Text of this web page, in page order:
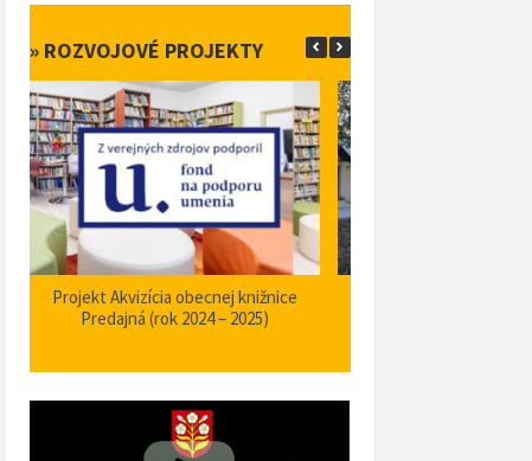
» ROZVOJOVÉ PROJEKTY
Zabezpečenie zvýšenia bezpečnosti a
plynulosti premávky – I/66 Predajná